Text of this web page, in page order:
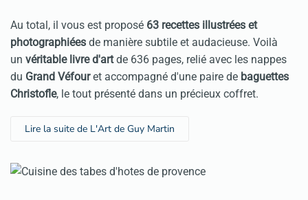
Au total, il vous est proposé 63 recettes illustrées et
photographiées de manière subtile et audacieuse. Voilà
un véritable livre d'artde 636 pages, relié avec les nappes
du Grand Véfouret accompagné d'une paire de baguettes
Christofle, le tout présenté dans un précieux coffret.
Lire la suite de L'Art de Guy Martin